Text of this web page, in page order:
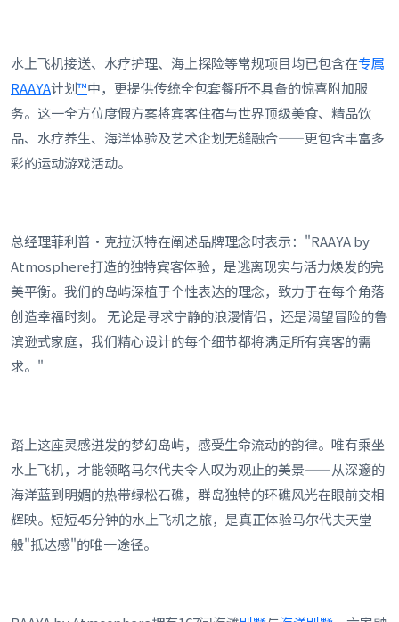
水上飞机接送、水疗护理、海上探险等常规项目均已包含在专属
RAAYA计划™中，更提供传统全包套餐所不具备的惊喜附加服
务。这一全方位度假方案将宾客住宿与世界顶级美食、精品饮
品、水疗养生、海洋体验及艺术企划无缝融合——更包含丰富多
彩的运动游戏活动。
总经理菲利普·克拉沃特在阐述品牌理念时表示："RAAYA by
Atmosphere打造的独特宾客体验，是逃离现实与活力焕发的完
美平衡。我们的岛屿深植于个性表达的理念，致力于在每个角落
创造幸福时刻。 无论是寻求宁静的浪漫情侣，还是渴望冒险的鲁
滨逊式家庭，我们精心设计的每个细节都将满足所有宾客的需
求。"
踏上这座灵感迸发的梦幻岛屿，感受生命流动的韵律。唯有乘坐
水上飞机，才能领略马尔代夫令人叹为观止的美景——从深邃的
海洋蓝到明媚的热带绿松石礁，群岛独特的环礁风光在眼前交相
辉映。短短45分钟的水上飞机之旅，是真正体验马尔代夫天堂
般"抵达感"的唯一途径。